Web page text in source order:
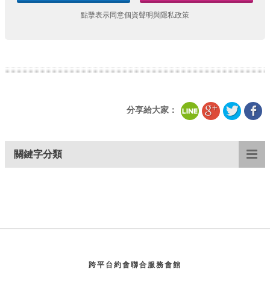
點擊表示同意個資聲明與隱私政策
分享給大家：
關鍵字分類
跨平台約會聯合服務會館